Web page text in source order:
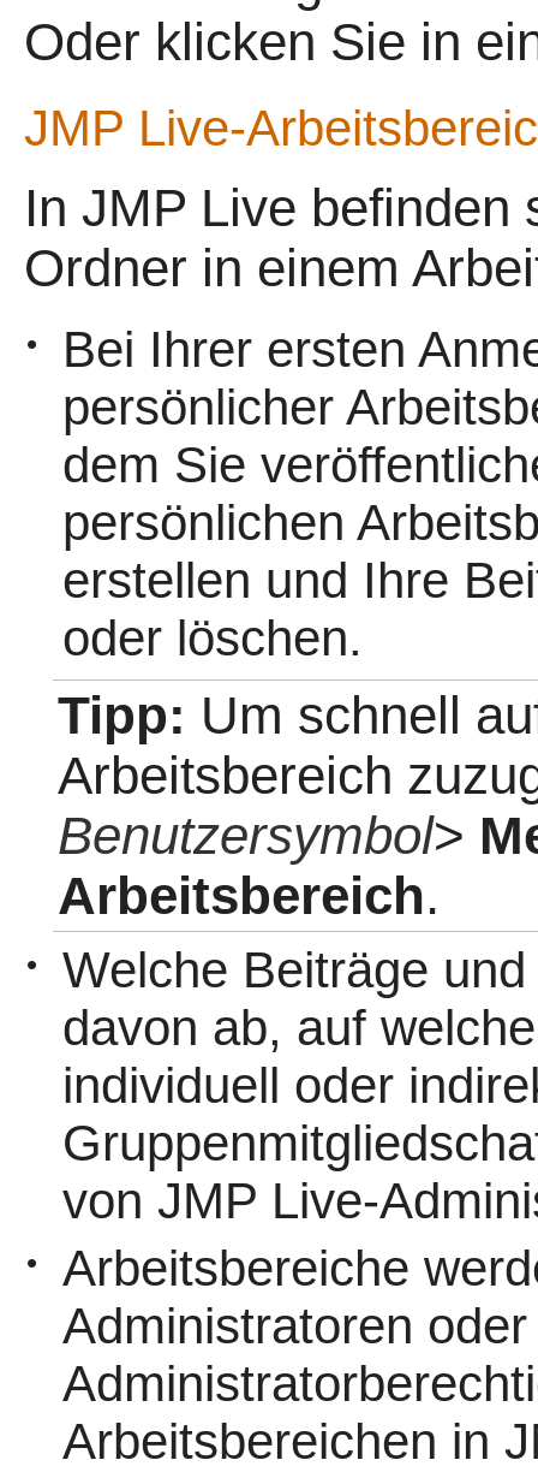
Oder klicken Sie in
JMP Live-
In JMP Live befinden
Ordner in einem
•
Bei Ihrer ersten
persönlicher
dem Sie
persönlichen
erstellen und Ihre
oder löschen.
Tipp: Um schnell
Arbeitsbereich
Benutzersymbol>
Arbeitsbereich.
•
Welche Beiträge
davon ab, auf
individuell oder
von JMP Live-
•
Arbeitsbereiche
Administratoren
Arbeitsbereichen in